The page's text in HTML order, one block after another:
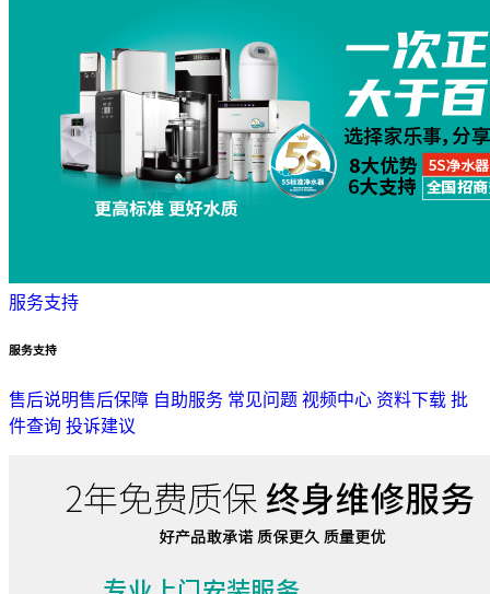
服务支持
服务支持
售后说明售后保障 自助服务 常见问题 视频中心 资料下载 批
件查询 投诉建议